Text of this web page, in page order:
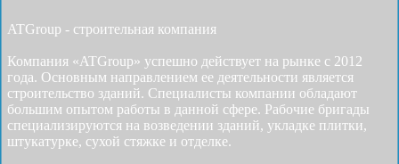
ATGroup - строительная компания
Компания «ATGroup» успешно действует на рынке с 2012
года. Основным направлением ее деятельности является
строительство зданий. Специалисты компании обладают
большим опытом работы в данной сфере. Рабочие бригады
специализируются на возведении зданий, укладке плитки,
штукатурке, сухой стяжке и отделке.